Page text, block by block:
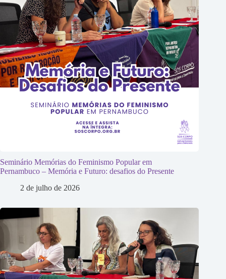
Seminário Memórias do Feminismo Popular em
Pernambuco – Memória e Futuro: desafios do Presente
2 de julho de 2026